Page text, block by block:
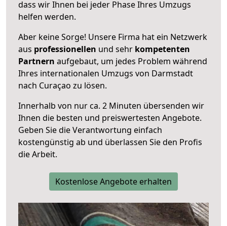
dass wir Ihnen bei jeder Phase Ihres Umzugs
helfen werden.
Aber keine Sorge! Unsere Firma hat ein Netzwerk
aus professionellen und sehr kompetenten
Partnern aufgebaut, um jedes Problem während
Ihres internationalen Umzugs von Darmstadt
nach Curaçao zu lösen.
Innerhalb von nur ca. 2 Minuten übersenden wir
Ihnen die besten und preiswertesten Angebote.
Geben Sie die Verantwortung einfach
kostengünstig ab und überlassen Sie den Profis
die Arbeit.
Kostenlose Angebote erhalten